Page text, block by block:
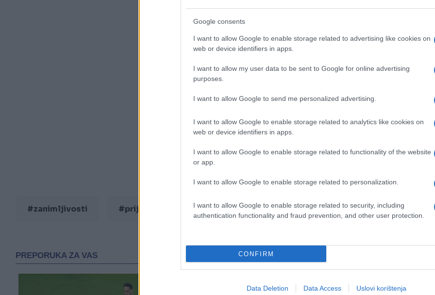
Google consents
I want to allow Google to enable storage related to advertising like cookies on
web or device identifiers in apps.
I want to allow my user data to be sent to Google for online advertising
purposes.
I want to allow Google to send me personalized advertising.
I want to allow Google to enable storage related to analytics like cookies on
web or device identifiers in apps.
I want to allow Google to enable storage related to functionality of the website
or app.
I want to allow Google to enable storage related to personalization.
I want to allow Google to enable storage related to security, including
authentication functionality and fraud prevention, and other user protection.
CONFIRM
Data Deletion Data Access Uslovi korištenja
#zanimljivosti #prijatelj #rođendan #video #tetovaža